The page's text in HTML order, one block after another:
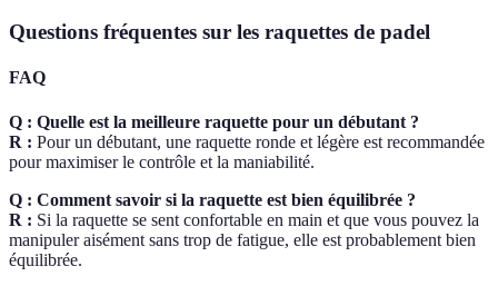
Questions fréquentes sur les raquettes de padel
FAQ
Q : Quelle est la meilleure raquette pour un débutant ?
R : Pour un débutant, une raquette ronde et légère est recommandée
pour maximiser le contrôle et la maniabilité.
Q : Comment savoir si la raquette est bien équilibrée ?
R : Si la raquette se sent confortable en main et que vous pouvez la
manipuler aisément sans trop de fatigue, elle est probablement bien
équilibrée.